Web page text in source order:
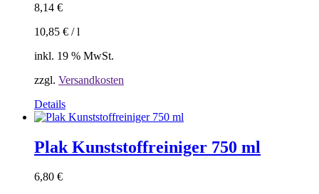
8,14 €
10,85 € /l
inkl. 19 % MwSt.
zzgl. Versandkosten
Details
Plak Kunststoffreiniger 750 ml
6,80 €